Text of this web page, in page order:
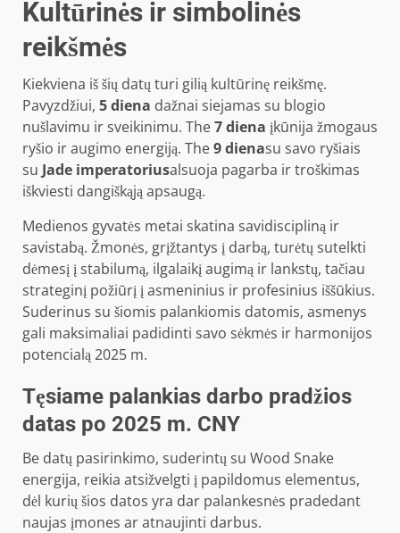
Kultūrinės ir simbolinės
reikšmės
Kiekviena iš šių datų turi gilią kultūrinę reikšmę.
Pavyzdžiui, 5 diena dažnai siejamas su blogio
nušlavimu ir sveikinimu. The7 diena įkūnija žmogaus
ryšio ir augimo energiją. The9 dienasu savo ryšiais
su Jade imperatoriusalsuoja pagarba ir troškimas
iškviesti dangiškąją apsaugą.
Medienos gyvatės metai skatina savidiscipliną ir
savistabą. Žmonės, grįžtantys į darbą, turėtų sutelkti
dėmesį į stabilumą, ilgalaikį augimą ir lankstų, tačiau
strateginį požiūrį į asmeninius ir profesinius iššūkius.
Suderinus su šiomis palankiomis datomis, asmenys
gali maksimaliai padidinti savo sėkmės ir harmonijos
potencialą 2025 m.
Tęsiame palankias darbo pradžios
datas po 2025 m. CNY
Be datų pasirinkimo, suderintų su Wood Snake
energija, reikia atsižvelgti į papildomus elementus,
dėl kurių šios datos yra dar palankesnės pradedant
naujas įmones ar atnaujinti darbus.